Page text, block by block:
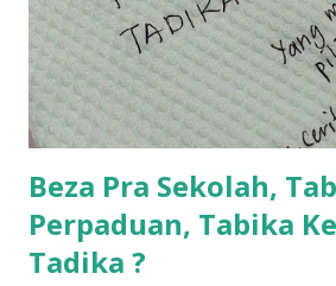
dukung adik hadi sambil pimpin kakak
ngah dengan abg long terserah pada
kalau ikut anak-anak semua nak ummi
ba...
Beza Pra Sekolah,
Perpaduan, Tabika
Tadika ?